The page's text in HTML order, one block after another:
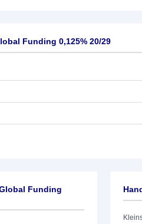
Funding 0,125% 20/29
Funding